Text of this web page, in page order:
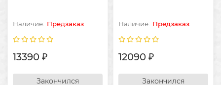
Предзаказ
13390 ₽
Закончился
Предзаказ
12090 ₽
Закончился